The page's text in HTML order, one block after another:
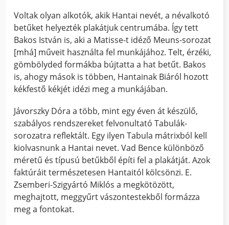
Voltak olyan alkotók, akik Hantai nevét, a névalkotó
betűket helyezték plakátjuk centrumába. Így tett
Bakos István is, aki a Matisse-t idéző Meuns-sorozat
[mhá] műveit használta fel munkájához. Telt, érzéki,
gömbölyded formákba bújtatta a hat betűt. Bakos
is, ahogy mások is többen, Hantainak Biáról hozott
kékfestő kékjét idézi meg a munkájában.
Jávorszky Dóra a több, mint egy éven át készülő,
szabályos rendszereket felvonultató Tabulák-
sorozatra reflektált. Egy ilyen Tabula mátrixból kell
kiolvasnunk a Hantai nevet. Vad Bence különböző
méretű és típusú betűkből építi fel a plakátját. Azok
faktúráit természetesen Hantaitól kölcsönzi. E.
Zsemberi-Szigyártó Miklós a megkötözött,
meghajtott, meggyűrt vászontestekből formázza
meg a fontokat.